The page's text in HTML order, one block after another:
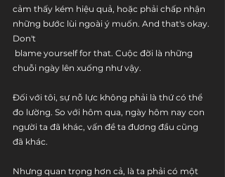
cảm thấy kém hiệu quả, hoặc phải chấp nhận
những bước lùi ngoài ý muốn. And that's okay.
Don't
chuỗi ngày lên xuống như vậy.
Đối với tôi, sự nỗ lực không phải là thứ có thể
đo lường. So với hôm qua, ngày hôm nay con
người ta đã khác, vấn đề ta đương đầu cũng
đã khác.
Nhưng quan trọng hơn cả, là ta phải có một